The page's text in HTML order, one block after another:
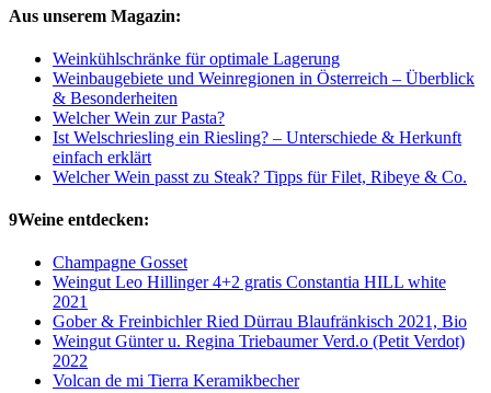
Aus unserem Magazin:
Weinkühlschränke für optimale Lagerung
Weinbaugebiete und Weinregionen in Österreich – Überblick
& Besonderheiten
Welcher Wein zur Pasta?
Ist Welschriesling ein Riesling? – Unterschiede & Herkunft
einfach erklärt
Welcher Wein passt zu Steak? Tipps für Filet, Ribeye & Co.
9Weine entdecken:
Champagne Gosset
Weingut Leo Hillinger 4+2 gratis Constantia HILL white
2021
Gober & Freinbichler Ried Dürrau Blaufränkisch 2021, Bio
Weingut Günter u. Regina Triebaumer Verd.o (Petit Verdot)
2022
Volcan de mi Tierra Keramikbecher